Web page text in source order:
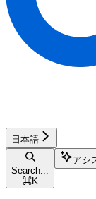
日本語
Search...
⌘K
アシ